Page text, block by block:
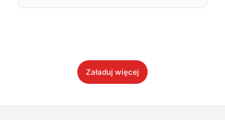
Załaduj więcej